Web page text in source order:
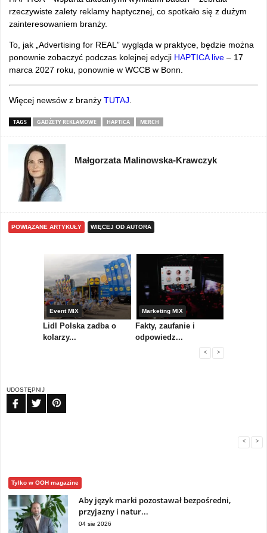
rzeczywiste zalety reklamy haptycznej, co spotkało się z dużym
zainteresowaniem branży.
To, jak „Advertising for REAL” wygląda w praktyce, będzie można
ponownie zobaczyć podczas kolejnej edycji HAPTICA live – 17
marca 2027 roku, ponownie w WCCB w Bonn.
Więcej newsów z branży TUTAJ.
TAGS GADŻETY REKLAMOWE HAPTICA MERCH
Małgorzata Malinowska-Krawczyk
POWIĄZANE ARTYKUŁY WIĘCEJ OD AUTORA
Event MIX
Lidl Polska zadba o
kolarzy...
Marketing MIX
Fakty, zaufanie i
odpowiedz...
< >
UDOSTĘPNIJ
< >
Tylko w OOH magazine
Aby język marki pozostawał bezpośredni,
przyjazny i natur...
04 sie 2026